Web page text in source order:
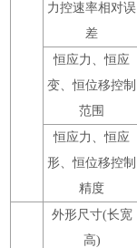
力控速率相对误
差
恒应力、恒应
变、恒位移控制
范围
恒应力、恒应
形、恒位移控制
精度
外形尺寸(长宽
高)